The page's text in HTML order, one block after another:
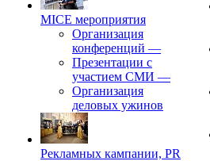
MICE мероприятия
Организация
конференций —
Презентации с
участием СМИ —
Организация
деловых ужинов
Рекламных кампании, PR